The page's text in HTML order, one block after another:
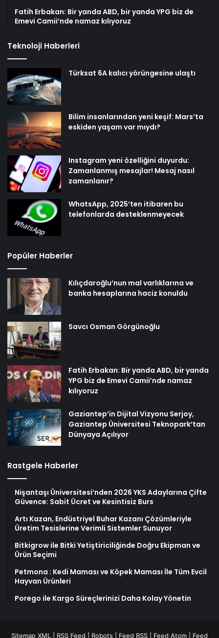
Fatih Erbakan: Bir yanda ABD, bir yanda YPG biz de
Emevi Camii’nde namaz kılıyoruz
Teknoloji Haberleri
Türksat 6A kalıcı yörüngesine ulaştı
Bilim insanlarından yeni keşif: Mars’ta
eskiden yaşam var mıydı?
Instagram yeni özelliğini duyurdu:
Zamanlanmış mesajlar! Mesaj nasıl
zamanlanır?
WhatsApp, 2025’ten itibaren bu
telefonlarda desteklenmeyecek
Popüler Haberler
Kılıçdaroğlu’nun mal varlıklarına ve
banka hesaplarına haciz konuldu
Savcı Osman Görgünoğlu
Fatih Erbakan: Bir yanda ABD, bir yanda
YPG biz de Emevi Camii’nde namaz
kılıyoruz
Gaziantep’in Dijital Vizyonu Serjoy,
Gaziantep Üniversitesi Teknopark’tan
Dünyaya Açılıyor
Rastgele Haberler
Nişantaşı Üniversitesi’nden 2026 YKS Adaylarına Çifte
Güvence: Sabit Ücret ve Kesintisiz Burs
Artı Kazan, Endüstriyel Buhar Kazanı Çözümleriyle
Üretim Tesislerine Verimli Sistemler Sunuyor
Bitkigrow ile Bitki Yetiştiriciliğinde Doğru Ekipman ve
Ürün Seçimi
Petmona : Kedi Maması ve Köpek Maması İle Tüm Evcil
Hayvan Ürünleri
Porego ile Kargo Süreçlerinizi Daha Kolay Yönetin
Sitemap XML RSS Feed Robots Feed RSS Feed Atom Feed